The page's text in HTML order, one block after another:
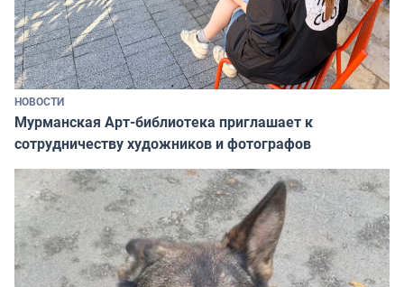
НОВОСТИ
Мурманская Арт-библиотека приглашает к
сотрудничеству художников и фотографов